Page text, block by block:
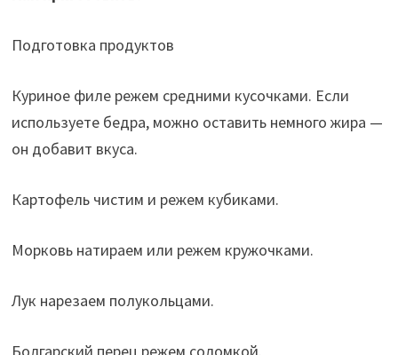
Подготовка продуктов
Куриное филе режем средними кусочками. Если
используете бедра, можно оставить немного жира —
он добавит вкуса.
Картофель чистим и режем кубиками.
Морковь натираем или режем кружочками.
Лук нарезаем полукольцами.